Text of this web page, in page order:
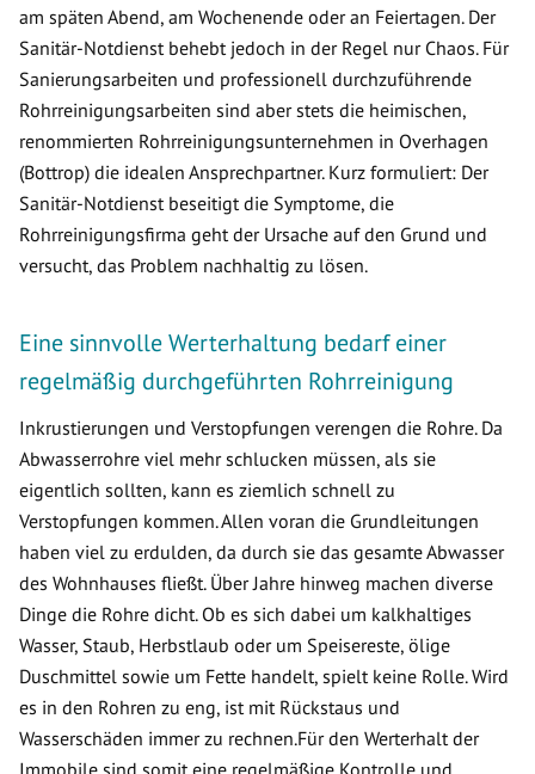
am späten Abend, am Wochenende oder an Feiertagen. Der
Sanitär-Notdienst behebt jedoch in der Regel nur Chaos. Für
Sanierungsarbeiten und professionell durchzuführende
Rohrreinigungsarbeiten sind aber stets die heimischen,
renommierten Rohrreinigungsunternehmen in Overhagen
(Bottrop) die idealen Ansprechpartner. Kurz formuliert: Der
Sanitär-Notdienst beseitigt die Symptome, die
Rohrreinigungsfirma geht der Ursache auf den Grund und
versucht, das Problem nachhaltig zu lösen.
Eine sinnvolle Werterhaltung bedarf einer
regelmäßig durchgeführten Rohrreinigung
Inkrustierungen und Verstopfungen verengen die Rohre. Da
Abwasserrohre viel mehr schlucken müssen, als sie
eigentlich sollten, kann es ziemlich schnell zu
Verstopfungen kommen. Allen voran die Grundleitungen
haben viel zu erdulden, da durch sie das gesamte Abwasser
des Wohnhauses fließt. Über Jahre hinweg machen diverse
Dinge die Rohre dicht. Ob es sich dabei um kalkhaltiges
Wasser, Staub, Herbstlaub oder um Speisereste, ölige
Duschmittel sowie um Fette handelt, spielt keine Rolle. Wird
es in den Rohren zu eng, ist mit Rückstaus und
Wasserschäden immer zu rechnen.Für den Werterhalt der